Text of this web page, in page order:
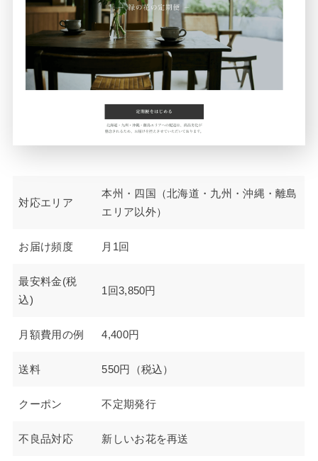
対応エリア
本州・四国（北海道・九州・沖縄・離島
エリア以外）
お届け頻度 月1回
最安料金(税
込)
1回3,850円
月額費用の例 4,400円
送料 550円（税込）
クーポン 不定期発行
不良品対応 新しいお花を再送